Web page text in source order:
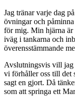
Jag tränar varje dag
övningar och
för mig. Min hjärna är
iväg i tankarna och
överensstämmande
Avslutningsvis vill jag
vi förhåller oss till det
sagt en gjort. Då
som att springa ett